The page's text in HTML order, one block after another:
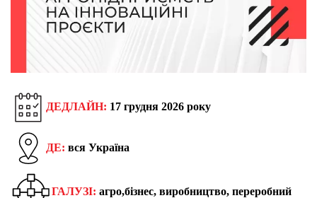
ДЕДЛАЙН: 17 грудня 2026 року
ДЕ: вся Україна
ГАЛУЗІ: агро,бізнес, виробництво, переробний